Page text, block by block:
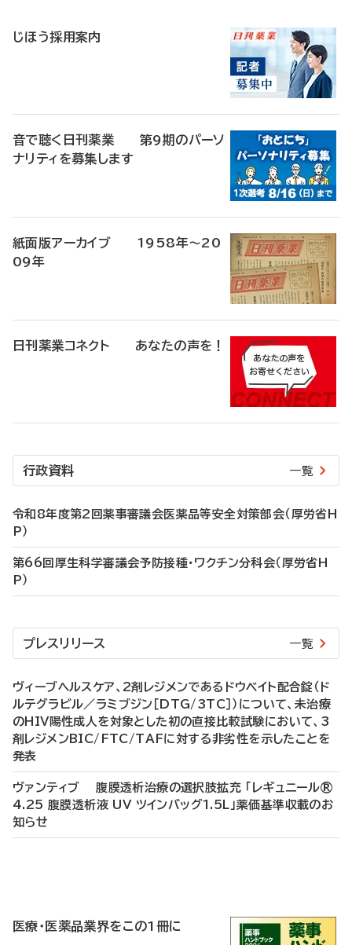
じほう採用案内
音で聴く日刊薬業 第9期のパーソ
ナリティを募集します
紙面版アーカイブ 1958年～20
09年
日刊薬業コネクト あなたの声を！
行政資料 一覧
令和8年度第2回薬事審議会医薬品等安全対策部会（厚労省H
P）
第66回厚生科学審議会予防接種・ワクチン分科会（厚労省H
P）
プレスリリース 一覧
ヴィーブヘルスケア、2剤レジメンであるドウベイト配合錠（ド
ルテグラビル／ラミブジン［DTG/3TC］）について、未治療
のHIV陽性成人を対象とした初の直接比較試験において、3
剤レジメンBIC/FTC/TAFに対する非劣性を示したことを
発表
ヴァンティブ 腹膜透析治療の選択肢拡充 「レギュニール®
4.25 腹膜透析液 UV ツインバッグ1.5L」薬価基準収載のお
知らせ
医療・医薬品業界をこの1冊に